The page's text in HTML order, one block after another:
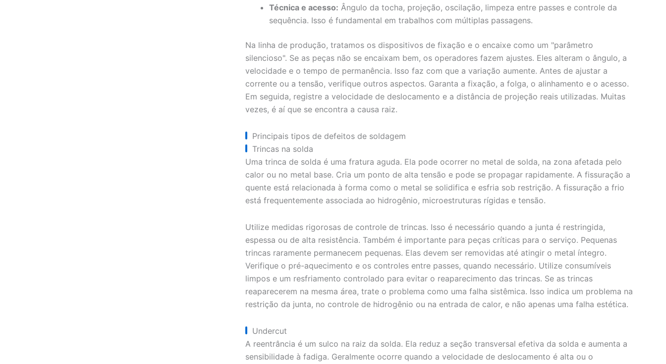
Técnica e acesso: Ângulo da tocha, projeção, oscilação, limpeza entre passes e controle da
sequência. Isso é fundamental em trabalhos com múltiplas passagens.
Na linha de produção, tratamos os dispositivos de fixação e o encaixe como um "parâmetro
silencioso". Se as peças não se encaixam bem, os operadores fazem ajustes. Eles alteram o ângulo, a
velocidade e o tempo de permanência. Isso faz com que a variação aumente. Antes de ajustar a
corrente ou a tensão, verifique outros aspectos. Garanta a fixação, a folga, o alinhamento e o acesso.
Em seguida, registre a velocidade de deslocamento e a distância de projeção reais utilizadas. Muitas
vezes, é aí que se encontra a causa raiz.
Principais tipos de defeitos de soldagem
Trincas na solda
Uma trinca de solda é uma fratura aguda. Ela pode ocorrer no metal de solda, na zona afetada pelo
calor ou no metal base. Cria um ponto de alta tensão e pode se propagar rapidamente. A fissuração a
quente está relacionada à forma como o metal se solidifica e esfria sob restrição. A fissuração a frio
está frequentemente associada ao hidrogênio, microestruturas rígidas e tensão.
Utilize medidas rigorosas de controle de trincas. Isso é necessário quando a junta é restringida,
espessa ou de alta resistência. Também é importante para peças críticas para o serviço. Pequenas
trincas raramente permanecem pequenas. Elas devem ser removidas até atingir o metal íntegro.
Verifique o pré-aquecimento e os controles entre passes, quando necessário. Utilize consumíveis
limpos e um resfriamento controlado para evitar o reaparecimento das trincas. Se as trincas
reaparecerem na mesma área, trate o problema como uma falha sistêmica. Isso indica um problema na
restrição da junta, no controle de hidrogênio ou na entrada de calor, e não apenas uma falha estética.
Undercut
A reentrância é um sulco na raiz da solda. Ela reduz a seção transversal efetiva da solda e aumenta a
sensibilidade à fadiga. Geralmente ocorre quando a velocidade de deslocamento é alta ou o